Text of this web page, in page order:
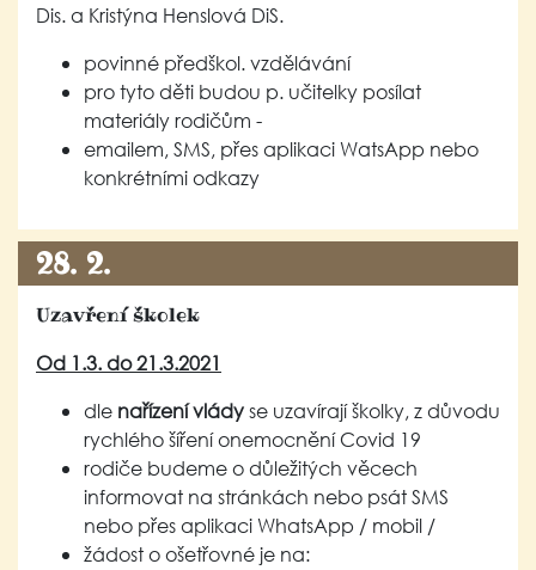
Dis. a Kristýna Henslová DiS.
povinné předškol. vzdělávání
pro tyto děti budou p. učitelky posílat
materiály rodičům -
emailem, SMS, přes aplikaci WatsApp nebo
konkrétními odkazy
28. 2.
Uzavření školek
Od 1.3. do 21.3.2021
dle nařízení vládyse uzavírají školky, z důvodu
rychlého šíření onemocnění Covid 19
rodiče budeme o důležitých věcech
informovat na stránkách nebo psát SMS
nebo přes aplikaci WhatsApp / mobil /
žádost o ošetřovné je na: